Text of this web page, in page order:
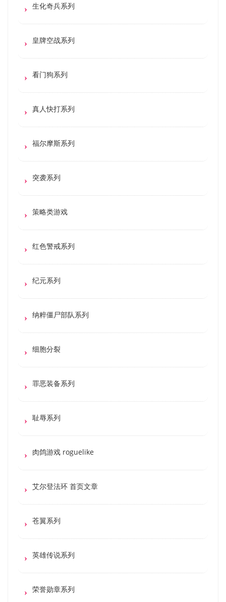
生化奇兵系列
皇牌空战系列
看门狗系列
真人快打系列
福尔摩斯系列
突袭系列
策略类游戏
红色警戒系列
纪元系列
纳粹僵尸部队系列
细胞分裂
罪恶装备系列
耻辱系列
肉鸽游戏 roguelike
艾尔登法环 首页文章
苍翼系列
英雄传说系列
荣誉勋章系列